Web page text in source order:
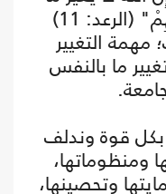
بِقَوْمٍ حَتَّىٰ يُغَيِّرُوا مَا بِأَنفُسِهِمْ" (الرعد: 11)
التغيير
ما بالنفس
قوة وندلف
ومنظوماتها،
وتحصينها،